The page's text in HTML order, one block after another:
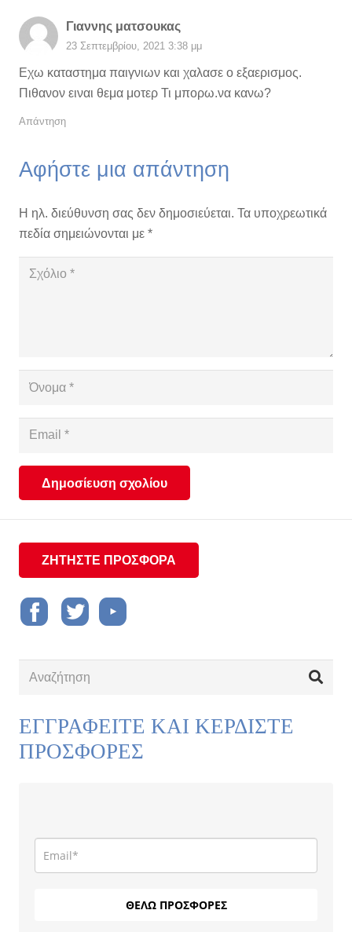
Γιαννης ματσουκας
23 Σεπτεμβρίου, 2021 3:38 μμ
Εχω καταστημα παιγνιων και χαλασε ο εξαερισμος.
Πιθανον ειναι θεμα μοτερ Τι μπορω.να κανω?
Απάντηση
Αφήστε μια απάντηση
Η ηλ. διεύθυνση σας δεν δημοσιεύεται. Τα υποχρεωτικά
πεδία σημειώνονται με *
Δημοσίευση σχολίου
ΖΗΤΗΣΤΕ ΠΡΟΣΦΟΡΑ
ΕΓΓΡΑΦΕΙΤΕ ΚΑΙ ΚΕΡΔΙΣΤΕ
ΠΡΟΣΦΟΡΕΣ
ΘΕΛΩ ΠΡΟΣΦΟΡΕΣ